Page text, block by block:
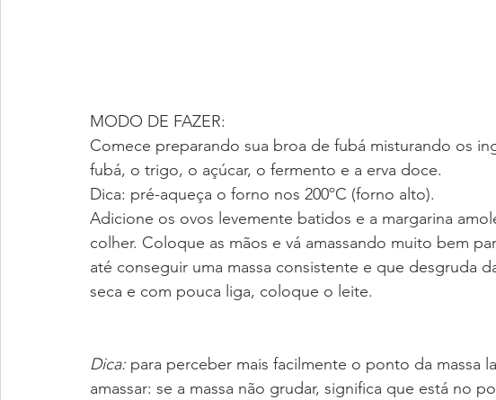
MODO DE FAZER:
Comece preparando sua broa de fubá misturando os
fubá, o trigo, o açúcar, o fermento e a erva doce.
Dica: pré-aqueça o forno nos 200ºC (forno alto).
Adicione os ovos levemente batidos e a margarina
colher. Coloque as mãos e vá amassando muito bem
até conseguir uma massa consistente e que desgruda
seca e com pouca liga, coloque o leite.
Dica: para perceber mais facilmente o ponto da massa
amassar: se a massa não grudar, significa que está no